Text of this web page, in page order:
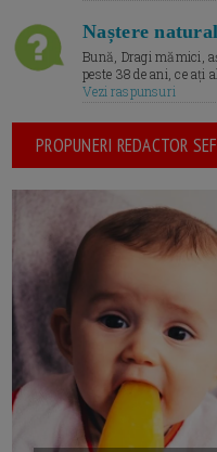
Naștere
Bună, Dragi mămici,
peste 38 de ani, ce ați
Vezi raspunsuri
PROPUNERI REDACTOR SEF